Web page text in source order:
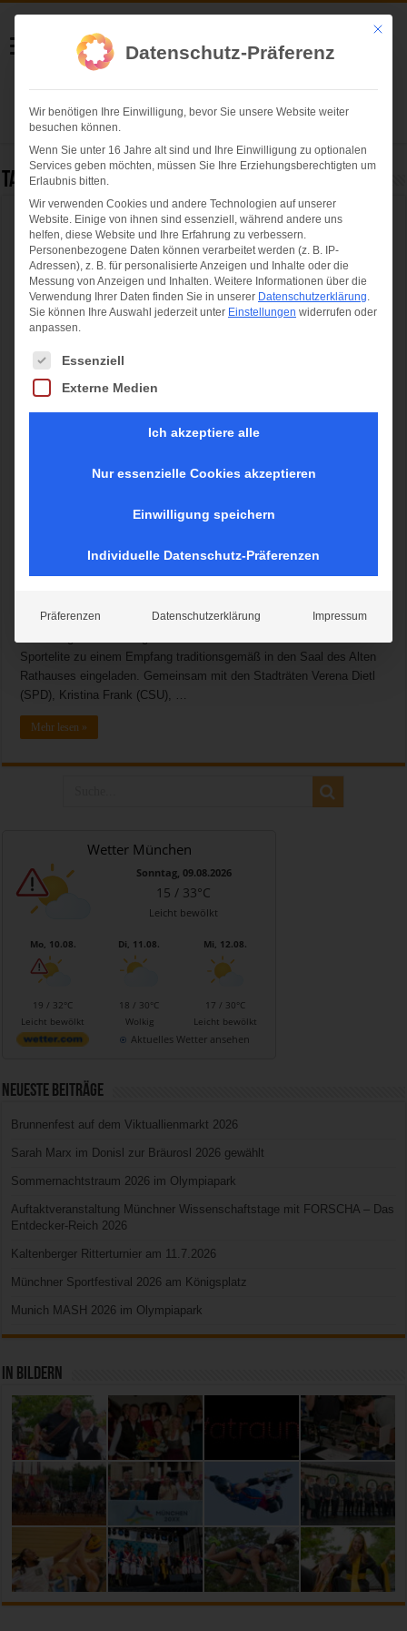
Helmut Swoboda
Fotografie
Herzlich willkommen
Tag Archives:
341 Sportlerinnen und Sportler für
hervorragende Leistungen geehrt
Sie haben an Welt- und Europameisterschaften teilgenommen,
Treppchen oder waren bei nationalen Titelkämpfen ganz vorne: 341
Leistungen in ihren Sportarten vollbracht. Weil im vergangenen Jahr
besonders viele Mannschaften erfolgreich waren, wurden in diesem
Donnerstag, 22. März 2018 hat Bürgermeisterin Christine Strobl in
Sportelite zu einem Empfang traditionsgemäß in den Saal des Alten
Rathauses eingeladen. Gemeinsam mit den Stadträten Verena Dietl
(SPD), Kristina Frank (CSU), …
Mehr lesen »
Wetter München
Sonntag, 09.08.2026
15 / 33°C
Leicht bewölkt
Mo, 10.08.
19 / 32°C
Leicht bewölkt
Di, 11.08.
18 / 30°C
Wolkig
Mi, 12.08.
17 / 30°C
Leicht bewölkt
Aktuelles Wetter ansehen
Neueste Beiträge
Brunnenfest auf dem Viktuallienmarkt 2026
Sarah Marx im Donisl zur Bräurosl 2026 gewählt
Sommernachtstraum 2026 im Olympiapark
Auftaktveranstaltung Münchner Wissenschaftstage mit FORSCHA – Das
Entdecker-Reich 2026
Kaltenberger Ritterturnier am 11.7.2026
Münchner Sportfestival 2026 am Königsplatz
Munich MASH 2026 im Olympiapark
In Bildern
Mit
Datenschutz-Präferenz
Wir benötigen Ihre Einwilligung, bevor Sie unsere Website weiter
besuchen können.
Wenn Sie unter 16 Jahre alt sind und Ihre Einwilligung zu optionalen
Services geben möchten, müssen Sie Ihre Erziehungsberechtigten um
Erlaubnis bitten.
Wir verwenden Cookies und andere Technologien auf unserer
Website. Einige von ihnen sind essenziell, während andere uns
helfen, diese Website und Ihre Erfahrung zu verbessern.
Personenbezogene Daten können verarbeitet werden (z. B. IP-
Adressen), z. B. für personalisierte Anzeigen und Inhalte oder die
Messung von Anzeigen und Inhalten. Weitere Informationen über die
Verwendung Ihrer Daten finden Sie in unserer Datenschutzerklärung.
Sie können Ihre Auswahl jederzeit unter Einstellungen widerrufen oder
anpassen.
Es folgt eine Liste der Service-Gruppen, für die eine Einwilligung
Essenziell
Externe Medien
Ich akzeptiere alle
Nur essenzielle Cookies akzeptieren
Einwilligung speichern
Individuelle Datenschutz-Präferenzen
Präferenzen Datenschutzerklärung Impressum